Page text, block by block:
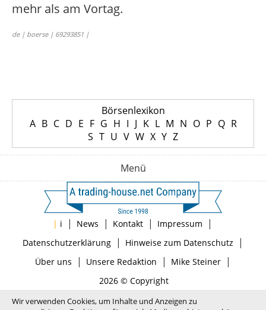
mehr als am Vortag.
de | boerse | 69293851 |
Börsenlexikon
A B C D E F G H I J K L M N O P Q R
S T U V W X Y Z
Menü
| i | News | Kontakt | Impressum |
Datenschutzerklärung| Hinweise zum Datenschutz |
Über uns | Unsere Redaktion | Mike Steiner|
2026 © Copyright
Wir verwenden Cookies, um Inhalte und Anzeigen zu